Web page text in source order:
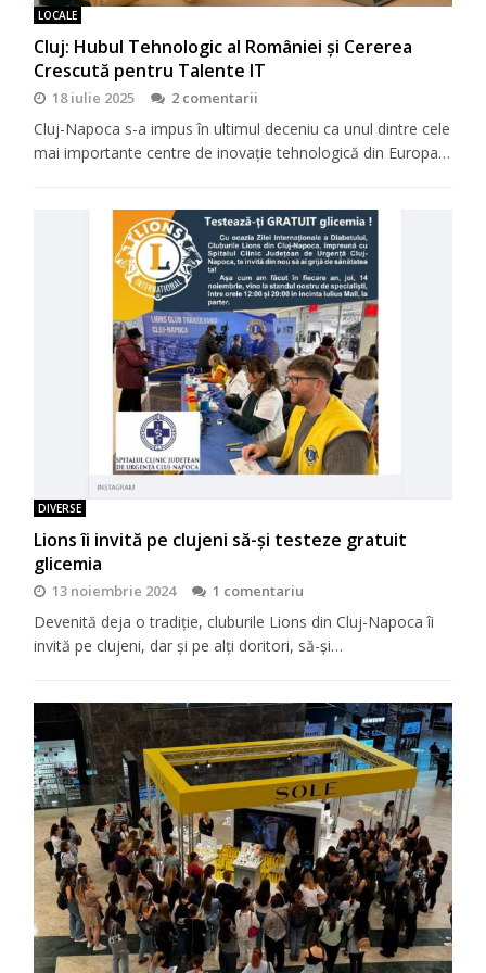
LOCALE
Cluj: Hubul Tehnologic al României și Cererea
Crescută pentru Talente IT
18 iulie 2025 2 comentarii
Cluj-Napoca s-a impus în ultimul deceniu ca unul dintre cele
mai importante centre de inovație tehnologică din Europa…
DIVERSE
Lions îi invită pe clujeni să-şi testeze gratuit
glicemia
13 noiembrie 2024 1 comentariu
Devenită deja o tradiţie, cluburile Lions din Cluj-Napoca îi
invită pe clujeni, dar şi pe alţi doritori, să-şi…